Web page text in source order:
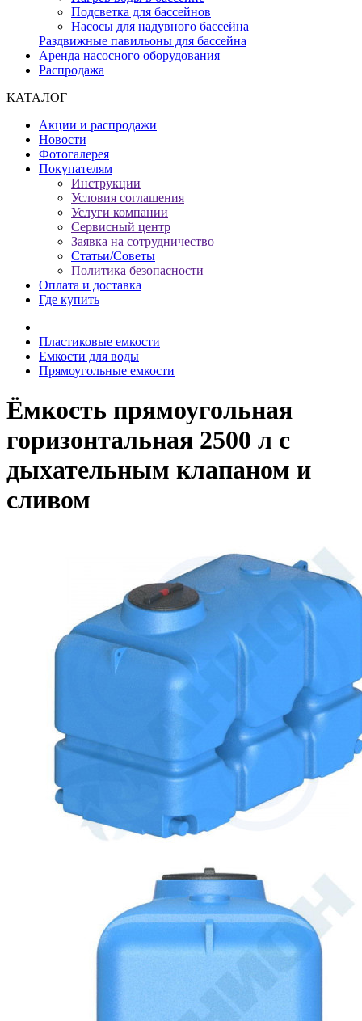
Подсветка для бассейнов
Насосы для надувного бассейна
Раздвижные павильоны для бассейна
Аренда насосного оборудования
Распродажа
КАТАЛОГ
Акции и распродажи
Новости
Фотогалерея
Покупателям
Инструкции
Условия соглашения
Услуги компании
Сервисный центр
Заявка на сотрудничество
Статьи/Советы
Политика безопасности
Оплата и доставка
Где купить
Пластиковые емкости
Емкости для воды
Прямоугольные емкости
Ёмкость прямоугольная
горизонтальная 2500 л с
дыхательным клапаном и
сливом